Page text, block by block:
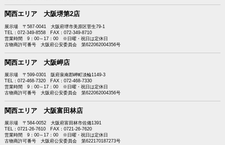
関西エリア 大阪堺第2店
展示場 〒587-0041 大阪府堺市美原区菅生79-1
TEL：072-349-8558 FAX：072-349-8710
営業時間 9：00～17：00 ※日曜・祝日は定休日
古物商許可番号 大阪府公安委員会 第622062004356号
関西エリア 大阪岬店
展示場 〒599-0301 阪府泉南郡岬町淡輪1149-3
TEL：072-468-7320 FAX：072-468-7330
営業時間 9：00～17：00 ※日曜・祝日は定休日
古物商許可番号 大阪府公安委員会 第622062004356号
関西エリア 大阪富田林店
展示場 〒584-0052 大阪府富田林市佐備1391
TEL：0721-26-7610 FAX：0721-26-7620
営業時間 9：00～17：00 ※日曜・祝日は定休日
古物商許可番号 大阪府公安委員会 第622170187273号